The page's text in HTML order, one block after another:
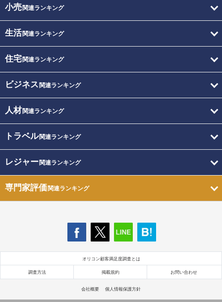
小売関連ランキング
生活関連ランキング
住宅関連ランキング
ビジネス 関連ランキング
人材関連ランキング
トラベル関連ランキング
レジャー関連ランキング
専門家評価関連ランキング
オリコン顧客満足度調査とは
調査方法 掲載規約 お問い合わせ
会社概要 個人情報保護方針